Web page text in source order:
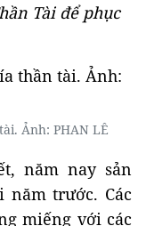
Tài để phục
Ảnh: PHAN LÊ
năm nay sản
năm trước. Các
miếng với các